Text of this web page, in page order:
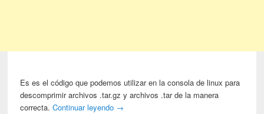
Es es el código que podemos utilizar en la consola de linux para
descomprimir archivos .tar.gz y archivos .tar de la manera
correcta.Continuar leyendo →